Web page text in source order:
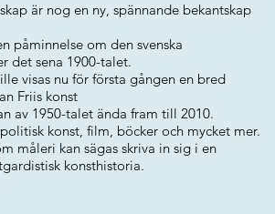
är nog en ny, spännande bekantskap
påminnelse om den svenska
det sena 1900-talet.
visas nu för första gången en bred
Friis konst
av 1950-talet ända fram till 2010.
konst, film, böcker och mycket mer.
måleri kan sägas skriva in sig i en
konsthistoria.